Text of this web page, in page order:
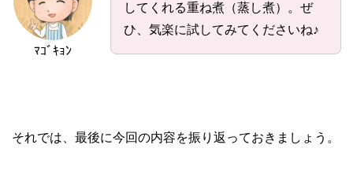
ﾏｺﾞｷｮﾝ
してくれる重ね煮（蒸し煮）。ぜ
ひ、気楽に試してみてくださいね♪
それでは、最後に今回の内容を振り返っておきましょう。